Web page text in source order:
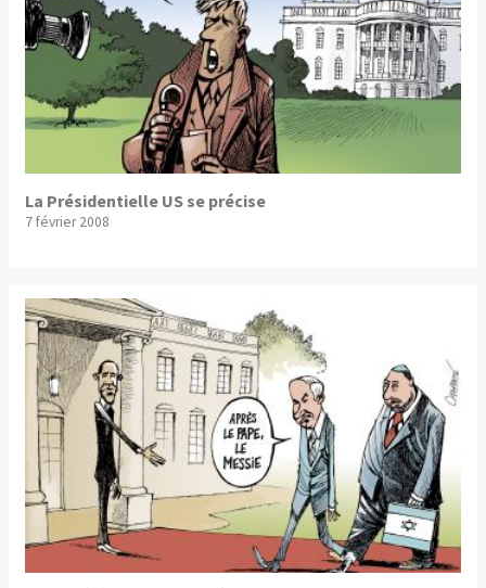
La Présidentielle US se précise
7 février 2008